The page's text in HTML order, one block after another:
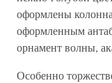
оформлены
оформленным
орнамент волны,
Особенно